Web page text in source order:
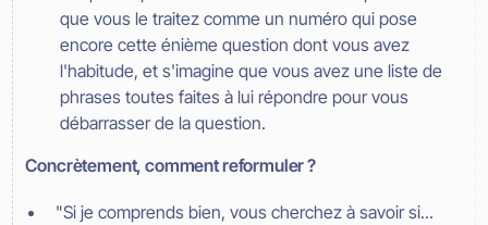
que vous le traitez comme un numéro qui pose
encore cette énième question dont vous avez
l'habitude, et s'imagine que vous avez une liste de
phrases toutes faites à lui répondre pour vous
débarrasser de la question.
Concrètement, comment reformuler ?
"Si je comprends bien, vous cherchez à savoir si...